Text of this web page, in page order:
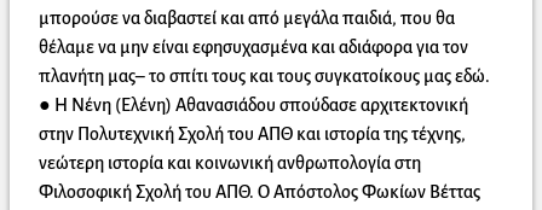
μπορούσε να διαβαστεί και από μεγάλα παιδιά, που θα
θέλαμε να μην είναι εφησυχασμένα και αδιάφορα για τον
πλανήτη μας– το σπίτι τους και τους συγκατοίκους μας εδώ.
● Η Νένη (Ελένη) Αθανασιάδου σπούδασε αρχιτεκτονική
στην Πολυτεχνική Σχολή του ΑΠΘ και ιστορία της τέχνης,
νεώτερη ιστορία και κοινωνική ανθρωπολογία στη
Φιλοσοφική Σχολή του ΑΠΘ. Ο Απόστολος Φωκίων Βέττας